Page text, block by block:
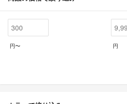
円〜 円